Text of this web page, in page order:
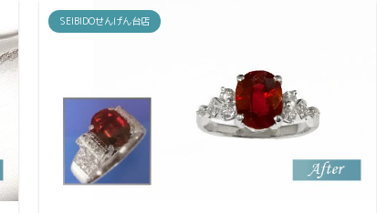
SEIBIDOせんげん台店